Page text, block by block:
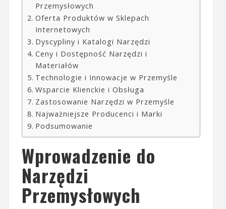
Przemysłowych
Oferta Produktów w Sklepach
Internetowych
Dyscypliny i Katalogi Narzędzi
Ceny i Dostępność Narzędzi i
Materiałów
Technologie i Innowacje w Przemyśle
Wsparcie Klienckie i Obsługa
Zastosowanie Narzędzi w Przemyśle
Najważniejsze Producenci i Marki
Podsumowanie
Wprowadzenie do
Narzędzi
Przemysłowych